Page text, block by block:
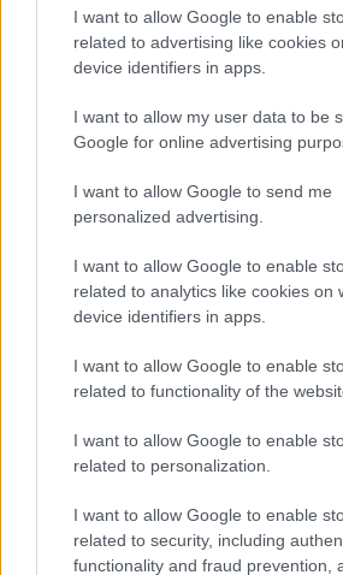
I want to allow Google to enable
related to advertising like cookies
device identifiers in apps.
I want to allow my user data to be
Google for online advertising
I want to allow Google to send me
personalized advertising.
I want to allow Google to enable
related to analytics like cookies on
device identifiers in apps.
I want to allow Google to enable
related to functionality of the
I want to allow Google to enable
related to personalization.
I want to allow Google to enable
related to security, including
functionality and fraud prevention,
Durante la permanenza in
avrebbe continuato a
sconnesse. Nel referto medico
anche una dichiarazione del
affiliato dell’Isis, stasera dovevo
persone». Il medico lo ha
senza formulare alcuna
considerate nel quadro di un
apparentemente delirante
o su un progetto concreto di
Irregolare e
alias